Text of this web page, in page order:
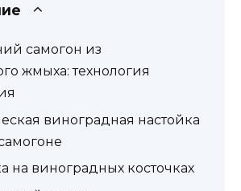
самогон из
жмыха: технология
виноградная настойка
на виноградных косточках